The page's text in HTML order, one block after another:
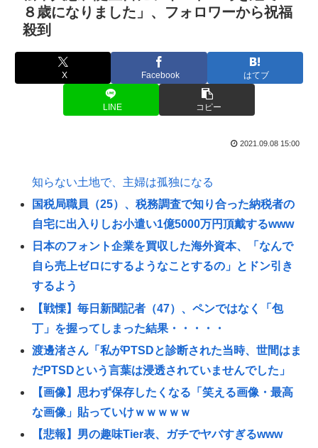
８歳になりました」、フォロワーから祝福
殺到
X Facebook はてブ
LINE コピー
2021.09.08 15:00
知らない土地で、主婦は孤独になる
国税局職員（25）、税務調査で知り合った納税者の
自宅に出入りしお小遣い1億5000万円頂戴するwww
日本のフォント企業を買収した海外資本、「なんで
自ら売上ゼロにするようなことするの」とドン引き
するよう
【戦慄】毎日新聞記者（47）、ペンではなく「包
丁」を握ってしまった結果・・・・・
渡邊渚さん「私がPTSDと診断された当時、世間はま
だPTSDという言葉は浸透されていませんでした」
【画像】思わず保存したくなる「笑える画像・最高
な画像」貼っていけｗｗｗｗｗ
【悲報】男の趣味Tier表、ガチでヤバすぎるwww